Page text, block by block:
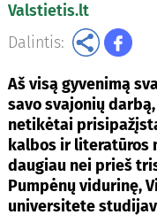
Valstietis.lt
Dalintis:
Aš visą gyvenimą
savo svajonių
netikėtai
kalbos ir literatūros
daugiau nei prieš
Pumpėnų vidurinę,
universitete